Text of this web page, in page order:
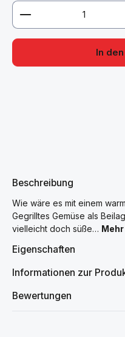
Produkt Anzahl: Gib
In
Beschreibung
Wie wäre es mit einem
Gegrilltes Gemüse als
vielleicht doch süße… Mehr
Eigenschaften
Informationen zur
Bewertungen